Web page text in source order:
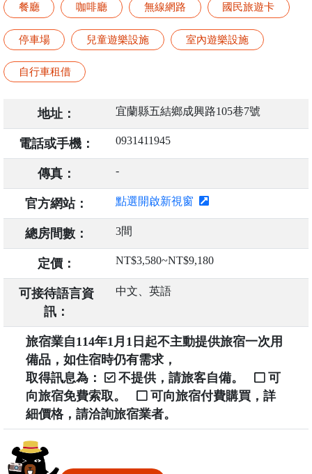
餐廳 咖啡廳 無線網路 國民旅遊卡
停車場 兒童遊樂設施 室內遊樂設施
自行車租借
地址： 宜蘭縣五結鄉成興路105巷7號
電話或手機： 0931411945
傳真： -
官方網站： 點選開啟新視窗
總房間數： 3間
定價： NT$3,580~NT$9,180
可接待語言資
訊：
中文、英語
旅宿業自114年1月1日起不主動提供旅宿一次用
備品，如住宿時仍有需求，
取得訊息為：
不提供，請旅客自備。
可
向旅宿免費索取。
可向旅宿付費購買，詳
細價格，請洽詢旅宿業者。